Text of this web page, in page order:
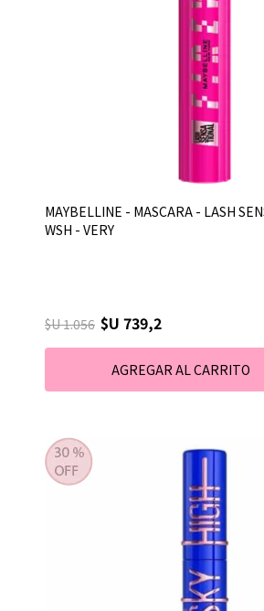
MAYBELLINE - MASCARA - LASH
WSH - VERY
$U 1.056 $U 739,2